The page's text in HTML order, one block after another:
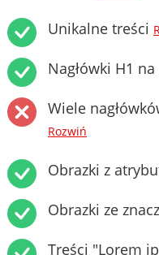
Unikalne treści
Nagłówki H1
Wiele
Rozwiń
Obrazki z
Obrazki ze
Treści "Lorem